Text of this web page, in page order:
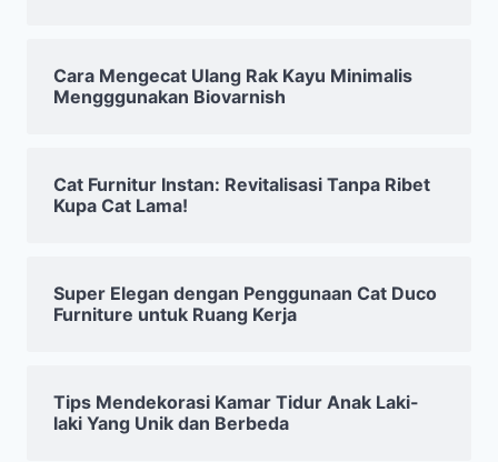
Cara Mengecat Ulang Rak Kayu Minimalis
Mengggunakan Biovarnish
Cat Furnitur Instan: Revitalisasi Tanpa Ribet
Kupa Cat Lama!
Super Elegan dengan Penggunaan Cat Duco
Furniture untuk Ruang Kerja
Tips Mendekorasi Kamar Tidur Anak Laki-
laki Yang Unik dan Berbeda